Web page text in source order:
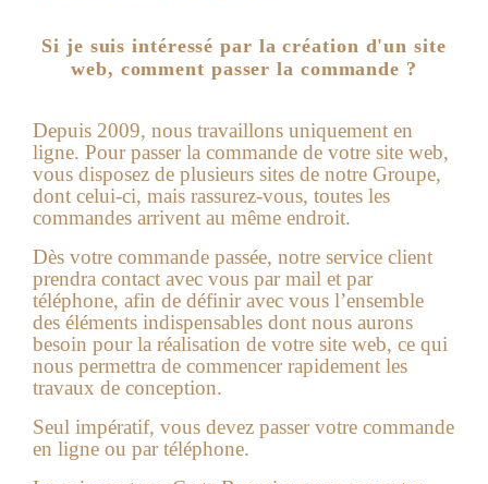
Si je suis intéressé par la création d'un site
web, comment passer la commande ?
Depuis 2009, nous travaillons uniquement en
ligne. Pour passer la commande de votre site web,
vous disposez de plusieurs sites de notre Groupe,
dont celui-ci, mais rassurez-vous, toutes les
commandes arrivent au même endroit.
Dès votre commande passée, notre service client
prendra contact avec vous par mail et par
téléphone, afin de définir avec vous l’ensemble
des éléments indispensables dont nous aurons
besoin pour la réalisation de votre site web, ce qui
nous permettra de commencer rapidement les
travaux de conception.
Seul impératif, vous devez passer votre commande
en ligne ou par téléphone.